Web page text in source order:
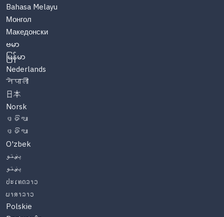
Bahasa Melayu
Монгол
Македонски
ဗမာ
မြန်မာ
Nederlands
नेपाली
日本
Norsk
ଓଡିଆ
ଓଡିଆ
O'zbek
پښتو
پښتو
ປະເທດລາວ
ພາສາລາວ
Polskie